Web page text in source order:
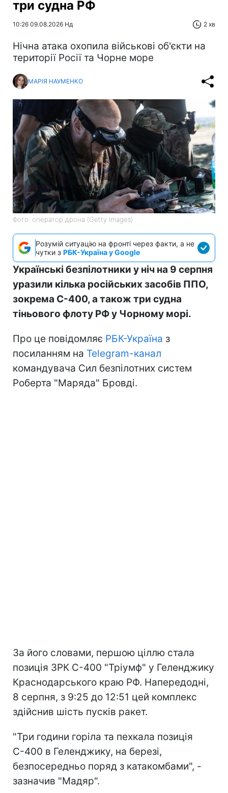
три судна РФ
10:26 09.08.2026 Нд 2 хв
Нічна атака охопила військові об'єкти на
території Росії та Чорне море
МАРІЯ НАУМЕНКО
Фото: оператор дрона (Getty Images)
Розумій ситуацію на фронті через факти, а не
чутки з РБК-Україна у Google
Українські безпілотники у ніч на 9 серпня
уразили кілька російських засобів ППО,
зокрема С-400, а також три судна
тіньового флоту РФ у Чорному морі.
Про це повідомляє РБК-Україна з
посиланням на Telegram-канал
командувача Сил безпілотних систем
Роберта "Маряда" Бровді.
За його словами, першою ціллю стала
позиція ЗРК С-400 "Тріумф" у Геленджику
Краснодарського краю РФ. Напередодні,
8 серпня, з 9:25 до 12:51 цей комплекс
здійснив шість пусків ракет.
"Три години горіла та пехкала позиція
С-400 в Геленджику, на березі,
безпосередньо поряд з катакомбами", -
зазначив "Мадяр".